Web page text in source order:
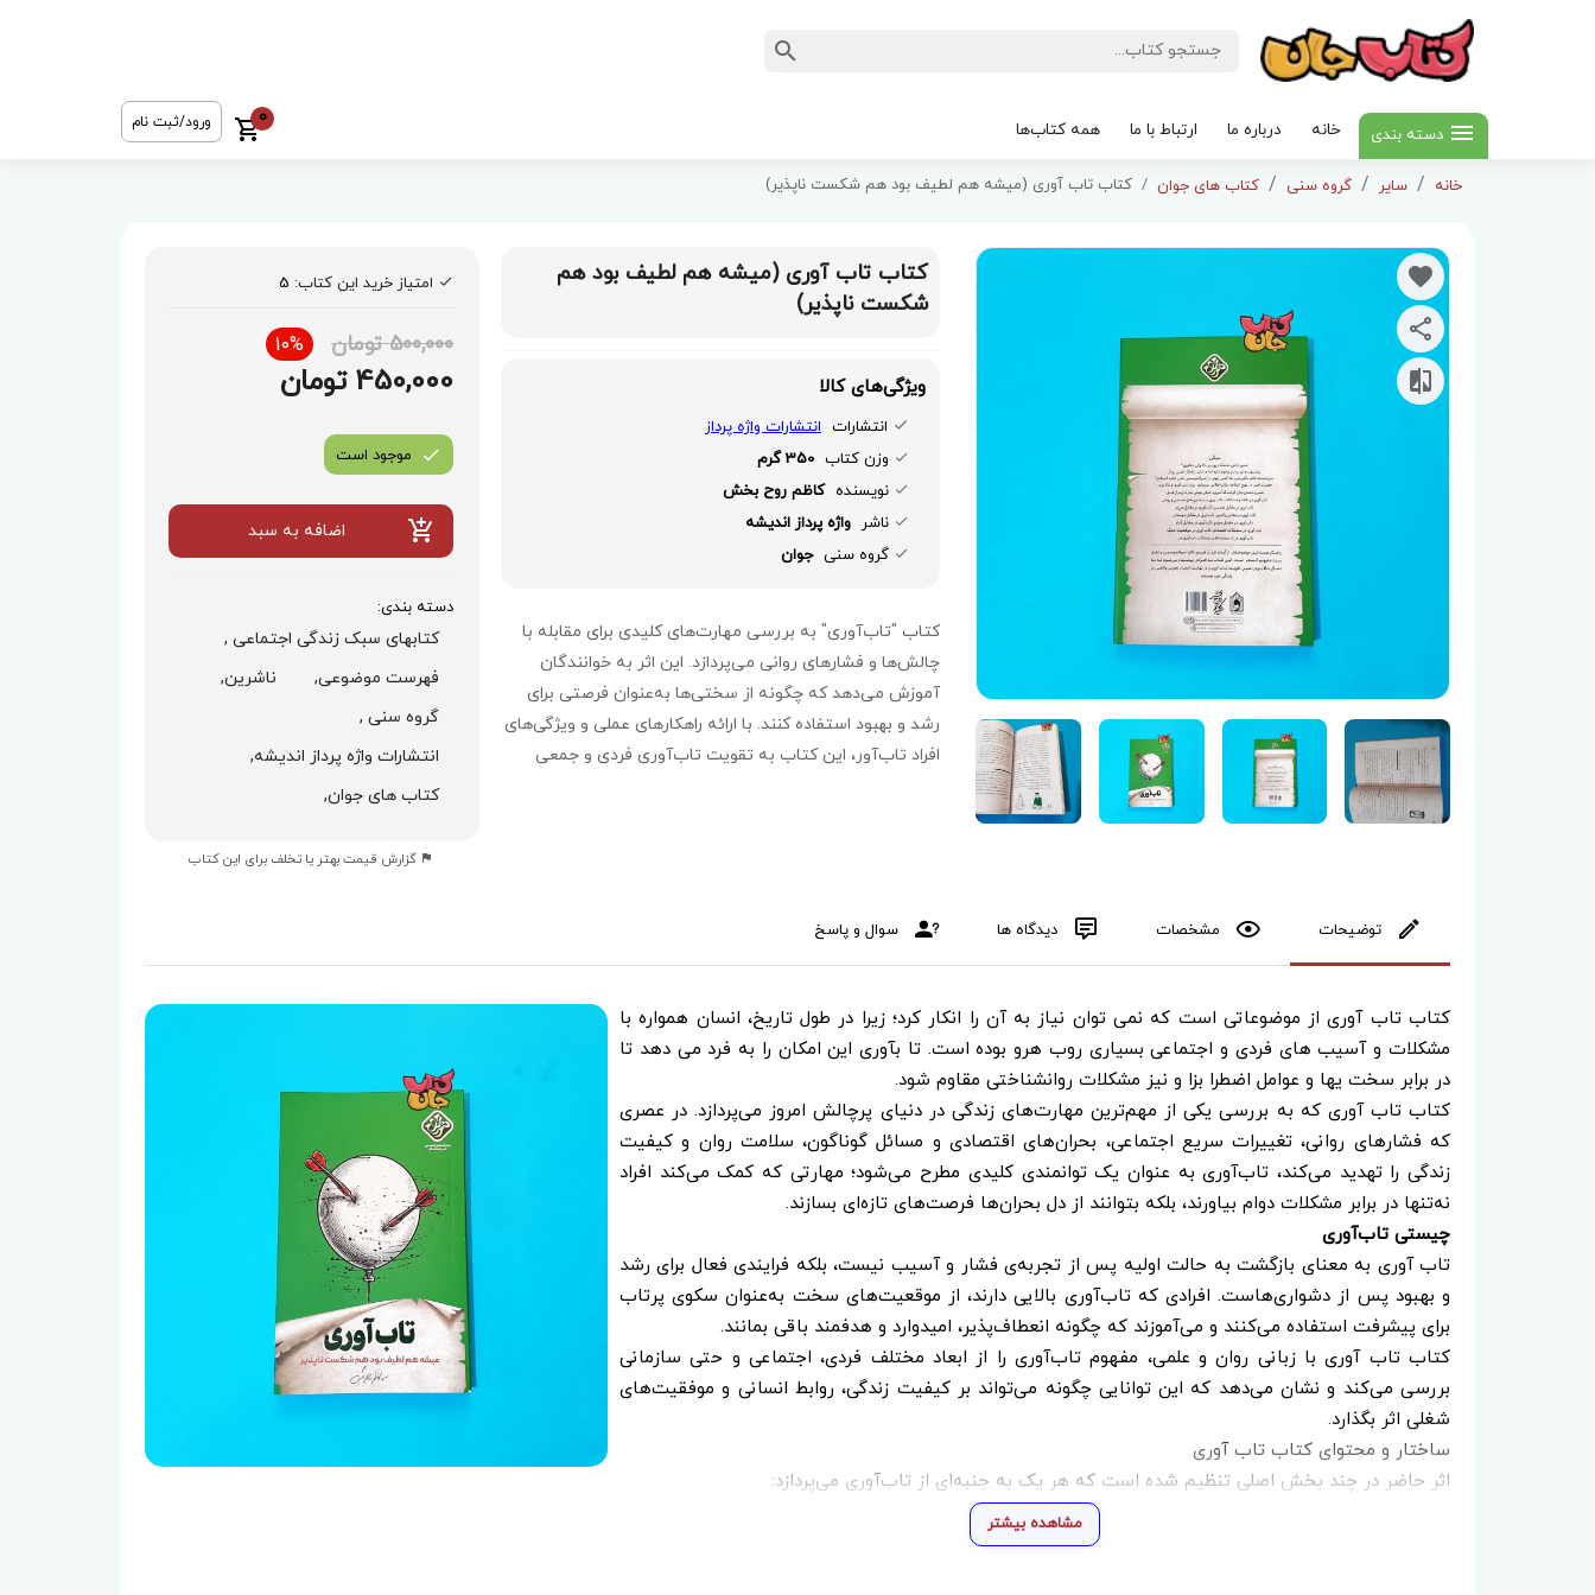
دسته بندی خانه درباره ما ارتباط با ما همه کتاب‌ها
0 ورود/ثبت نام
خانه سایر گروه سنی کتاب های جوان کتاب تاب آوری (میشه هم لطیف بود هم شکست ناپذیر)
کتاب تاب آوری (میشه هم لطیف بود هم
شکست ناپذیر)
ویژگی‌های کالا
انتشارات انتشارات واژه پرداز
وزن کتاب 350 گرم
نویسنده کاظم روح بخش
ناشر واژه پرداز اندیشه
گروه سنی جوان
کتاب "تاب‌آوری" به بررسی مهارت‌های کلیدی برای مقابله با
چالش‌ها و فشارهای روانی می‌پردازد. این اثر به خوانندگان
آموزش می‌دهد که چگونه از سختی‌ها به‌عنوان فرصتی برای
رشد و بهبود استفاده کنند. با ارائه راهکارهای عملی و ویژگی‌های
افراد تاب‌آور، این کتاب به تقویت تاب‌آوری فردی و جمعی
امتیاز خرید این کتاب: 5
500,000 تومان 10%
450,000 تومان
موجود است
اضافه به سبد
دسته بندی:
کتابهای سبک زندگی اجتماعی ,
فهرست موضوعی,
ناشرین,
گروه سنی ,
انتشارات واژه پرداز اندیشه,
کتاب های جوان,
گزارش قیمت بهتر یا تخلف برای این کتاب
توضیحات مشخصات دیدگاه ها سوال و پاسخ
کتاب تاب‌ آوری از موضوعاتی است که نمی توان نیاز به آن را انکار کرد؛ زیرا در طول تاریخ، انسان همواره با
مشکلات و آسیب های فردی و اجتماعی بسیاری روب هرو بوده است. تا بآوری این امکان را به فرد می دهد تا
در برابر سخت یها و عوامل اضطرا بزا و نیز مشکلات روانشناختی مقاوم شود.
کتاب تاب آوری که به بررسی یکی از مهم‌ترین مهارت‌های زندگی در دنیای پرچالش امروز می‌پردازد. در عصری
که فشارهای روانی، تغییرات سریع اجتماعی، بحران‌های اقتصادی و مسائل گوناگون، سلامت روان و کیفیت
زندگی را تهدید می‌کند، تاب‌آوری به عنوان یک توانمندی کلیدی مطرح می‌شود؛ مهارتی که کمک می‌کند افراد
نه‌تنها در برابر مشکلات دوام بیاورند، بلکه بتوانند از دل بحران‌ها فرصت‌های تازه‌ای بسازند.
چیستی تاب‌آوری
تاب‌ آوری به معنای بازگشت به حالت اولیه پس از تجربه‌ی فشار و آسیب نیست، بلکه فرایندی فعال برای رشد
و بهبود پس از دشواری‌هاست. افرادی که تاب‌آوری بالایی دارند، از موقعیت‌های سخت به‌عنوان سکوی پرتاب
برای پیشرفت استفاده می‌کنند و می‌آموزند که چگونه انعطاف‌پذیر، امیدوارد و هدفمند باقی بمانند.
کتاب تاب‌ آوری با زبانی روان و علمی، مفهوم تاب‌آوری را از ابعاد مختلف فردی، اجتماعی و حتی سازمانی
بررسی می‌کند و نشان می‌دهد که این توانایی چگونه می‌تواند بر کیفیت زندگی، روابط انسانی و موفقیت‌های
شغلی اثر بگذارد.
ساختار و محتوای کتاب تاب آوری
اثر حاضر در چند بخش اصلی تنظیم شده است که هر یک به جنبه‌ای از تاب‌آوری می‌پردازد:
نویسنده ابتدا با ارائه تعاریف علمی و روان‌شناختی، چارچوب مفهومی روشنی از تاب‌آوری به دست می‌دهد. این
مشاهده بیشتر